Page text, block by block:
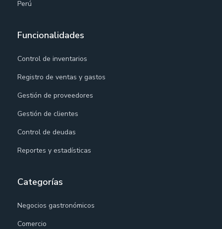
Perú
Funcionalidades
Control de inventarios
Registro de ventas y gastos
Gestión de proveedores
Gestión de clientes
Control de deudas
Reportes y estadísticas
Categorías
Negocios gastronómicos
Comercio